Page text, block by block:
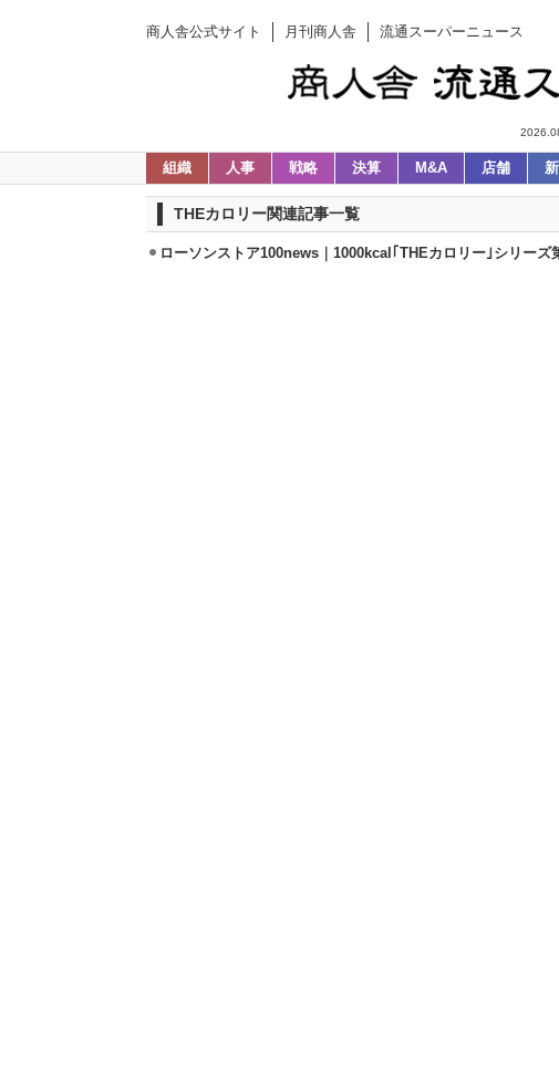
商人舎公式サイト 月刊商人舎 流通スーパーニュース
組織 人事 戦略 決算 M&A 店舗
THEカロリー関連記事一覧
ローソンストア100news｜1000kcal｢THEカロリー｣シリーズ